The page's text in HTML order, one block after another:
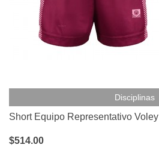
Disciplinas
Short Equipo Representativo Voley
$514.00